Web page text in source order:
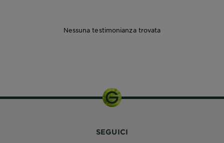
Nessuna testimonianza trovata
SEGUICI